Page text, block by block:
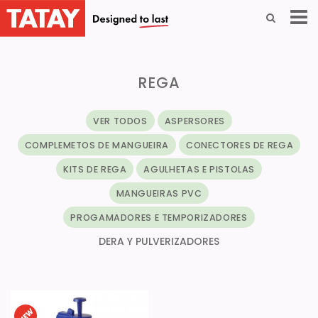
REGA
VER TODOS
ASPERSORES
COMPLEMETOS DE MANGUEIRA
CONECTORES DE REGA
KITS DE REGA
AGULHETAS E PISTOLAS
MANGUEIRAS PVC
PROGAMADORES E TEMPORIZADORES
DERA Y PULVERIZADORES